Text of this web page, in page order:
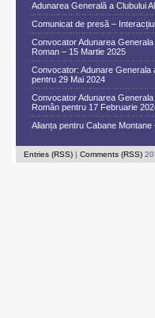
Adunarea Generală a Clubului
Comunicat de presă –
Convocator Adunarea Generala
Roman – 15 Martie 2025
Convocator: Adunare Generala
pentru 29 Mai 2024
Convocator Adunarea Generala
Român pentru 17 Februarie
Alianța pentru Cabane
Entries (RSS) | Comments (RSS)